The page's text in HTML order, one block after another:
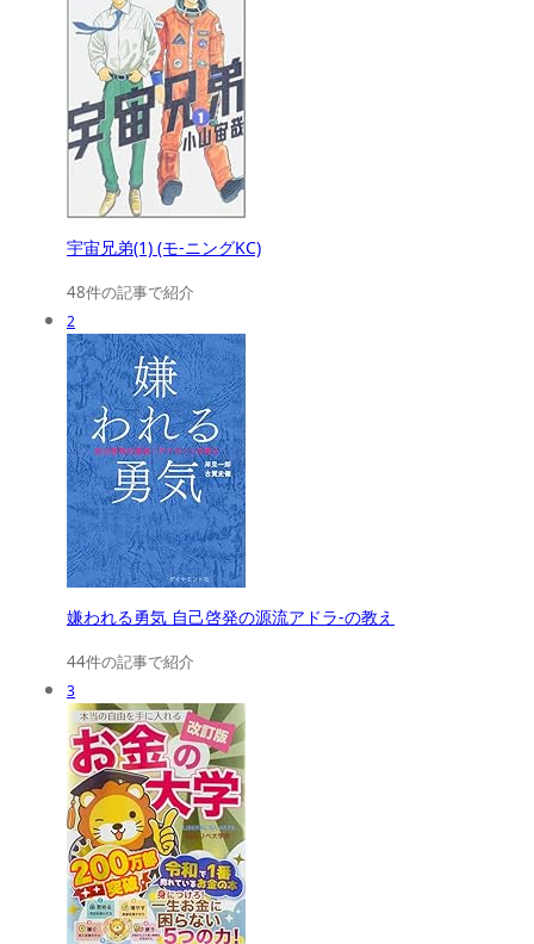
宇宙兄弟(1) (モ-ニングKC)
48件の記事で紹介
2
嫌われる勇気 自己啓発の源流アドラ-の教え
44件の記事で紹介
3